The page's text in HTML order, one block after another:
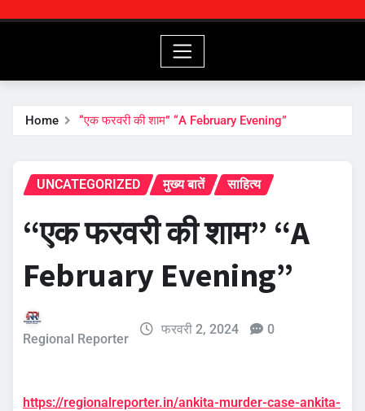
Home “एक फरवरी की शाम” “A February Evening”
UNCATEGORIZED मुख्य बातें साहित्य
“एक फरवरी की शाम” “A
February Evening”
Regional Reporter
फरवरी 2, 2024 0
https://regionalreporter.in/ankita-murder-case-ankita-